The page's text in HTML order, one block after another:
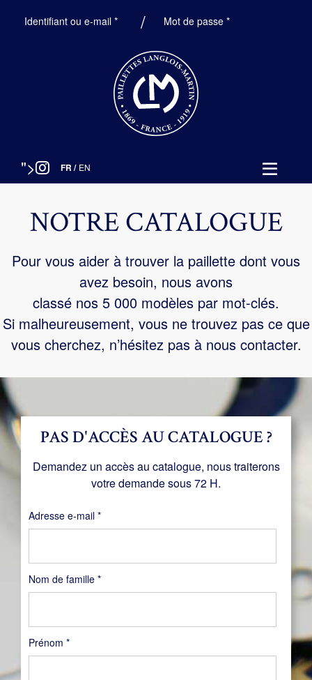
Identifiant ou e-mail *ObligatoireMot de passe*Obligatoire
"> FR / EN
NOTRE CATALOGUE
Pour vous aider à trouver la paillette dont vous
avez besoin, nous avons
classé nos 5 000 modèles par mot-clés.
Si malheureusement, vous ne trouvez pas ce que
vous cherchez, n’hésitez pas à nous contacter.
Nom de famille *
Prénom *
PAS D'ACCÈS AU CATALOGUE ?
Demandez un accès au catalogue, nous traiterons
votre demande sous 72 H.
Adresse e-mail *Obligatoire